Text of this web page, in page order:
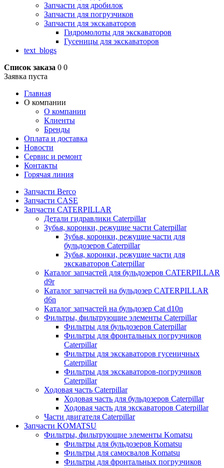
Запчасти для дробилок
Запчасти для погрузчиков
Запчасти для экскаваторов
Гидромолоты для экскаваторов
Гусеницы для экскаваторов
text_blogs
Список заказа 0 0
Заявка пуста
Главная
О компании
О компании
Клиенты
Бренды
Оплата и доставка
Новости
Сервис и ремонт
Контакты
Горячая линия
Запчасти Berco
Запчасти CASE
Запчасти CATERPILLAR
Детали гидравлики Caterpillar
Зубья, коронки, режущие части Caterpillar
Зубья, коронки, режущие части для
бульдозеров Caterpillar
Зубья, коронки, режущие части для
экскаваторов Caterpillar
Каталог запчастей для бульдозеров CATERPILLAR
d9r
Каталог запчастей на бульдозер CATERPILLAR
d6n
Каталог запчастей на бульдозер Сat d10n
Фильтры, фильтрующие элементы Caterpillar
Фильтры для бульдозеров Caterpillar
Фильтры для фронтальных погрузчиков
Caterpillar
Фильтры для экскаваторов гусеничных
Caterpillar
Фильтры для экскаваторов-погрузчиков
Caterpillar
Ходовая часть Caterpillar
Ходовая часть для бульдозеров Caterpillar
Ходовая часть для экскаваторов Caterpillar
Части двигателя Caterpillar
Запчасти KOMATSU
Фильтры, фильтрующие элементы Komatsu
Фильтры для бульдозеров Komatsu
Фильтры для самосвалов Komatsu
Фильтры для фронтальных погрузчиков